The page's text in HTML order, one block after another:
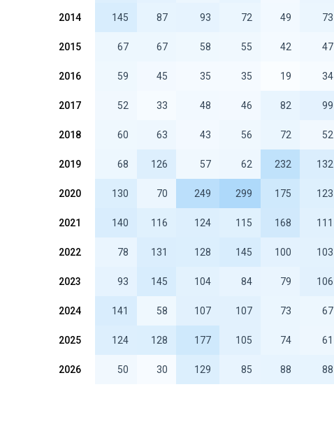
2014 145 87 93 72 49 73
2015 67 67 58 55 42 47
2016 59 45 35 35 19 34
2017 52 33 48 46 82 99
2018 60 63 43 56 72 52
2019 68 126 57 62 232 132
2020 130 70 249 299 175 123
2021 140 116 124 115 168 111
2022 78 131 128 145 100 103
2023 93 145 104 84 79 106
2024 141 58 107 107 73 67
2025 124 128 177 105 74 61
2026 50 30 129 85 88 88